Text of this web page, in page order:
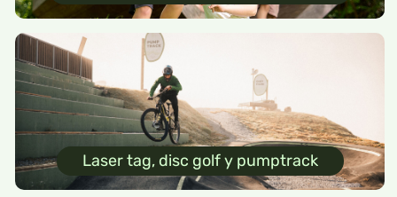
Laser tag, disc golf y pumptrack